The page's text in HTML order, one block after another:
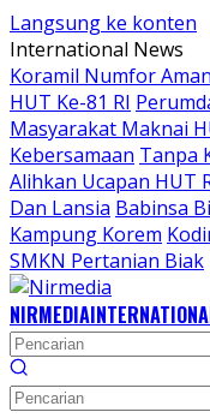
Langsung ke konten
International News
Koramil Numfor
HUT Ke-81 RI
Masyarakat Maknai
Kebersamaan Tanpa
Alihkan Ucapan HUT
Dan Lansia Babinsa
Kampung Korem
SMKN Pertanian Biak
NIRMEDIA